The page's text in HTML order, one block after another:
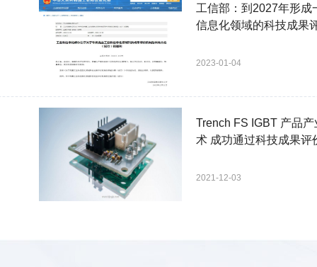
工信部：到2027年形成
信息化领域的科技成果
2023-01-04
Trench FS IGBT 产品
术 成功通过科技成果评
2021-12-03